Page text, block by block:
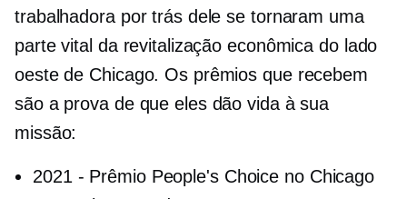
trabalhadora por trás dele se tornaram uma
parte vital da revitalização econômica do lado
oeste de Chicago. Os prêmios que recebem
são a prova de que eles dão vida à sua
missão:
2021 - Prêmio People's Choice no Chicago